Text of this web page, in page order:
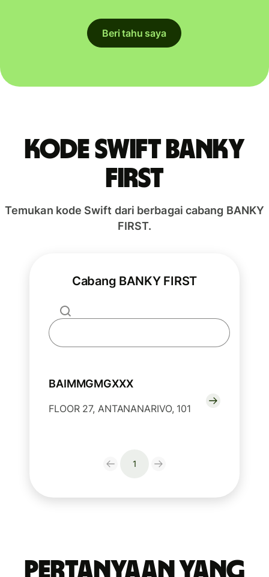
Beri tahu saya
Kode Swift BANKY
FIRST
Temukan kode Swift dari berbagai cabang BANKY
FIRST.
Cabang BANKY FIRST
BAIMMGMGXXX
FLOOR 27, ANTANANARIVO, 101
1
Pertanyaan yang